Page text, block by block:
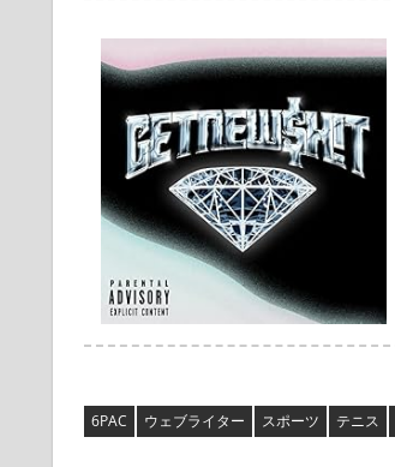
6PAC ウェブライター スポーツ テニス